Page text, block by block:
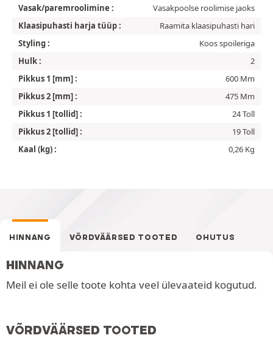
Vasak/paremroolimine :
Vasakpoolse roolimise jaoks
Klaasipuhasti harja tüüp :
Raamita klaasipuhasti hari
Styling :
Koos spoileriga
Hulk :
2
Pikkus 1 [mm] :
600 Mm
Pikkus 2 [mm] :
475 Mm
Pikkus 1 [tollid] :
24 Toll
Pikkus 2 [tollid] :
19 Toll
Kaal (kg) :
0,26 Kg
HINNANG VÕRDVÄÄRSED TOOTED OHUTUS
HINNANG
Meil ei ole selle toote kohta veel ülevaateid kogutud.
VÕRDVÄÄRSED TOOTED